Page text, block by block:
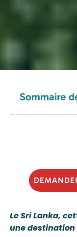
Le Sri Lanka,
une destination
Sommaire